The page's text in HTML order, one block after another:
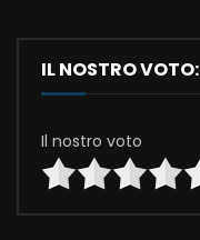
IL NOSTRO VOTO:
Il nostro voto